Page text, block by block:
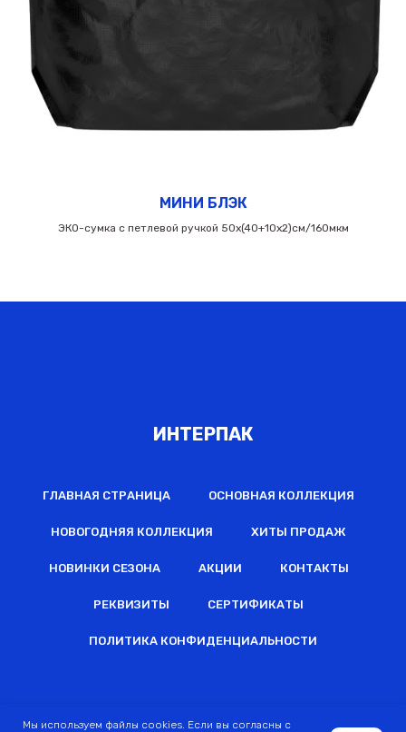
МИНИ БЛЭК
ЭКО-сумка с петлевой ручкой 50х(40+10х2)см/160мкм
ИНТЕРПАК
ГЛАВНАЯ СТРАНИЦА ОСНОВНАЯ КОЛЛЕКЦИЯ
НОВОГОДНЯЯ КОЛЛЕКЦИЯ ХИТЫ ПРОДАЖ
НОВИНКИ СЕЗОНА АКЦИИ КОНТАКТЫ
РЕКВИЗИТЫ СЕРТИФИКАТЫ
ПОЛИТИКА КОНФИДЕНЦИАЛЬНОСТИ
Мы используем файлы cookies. Если вы согласны с